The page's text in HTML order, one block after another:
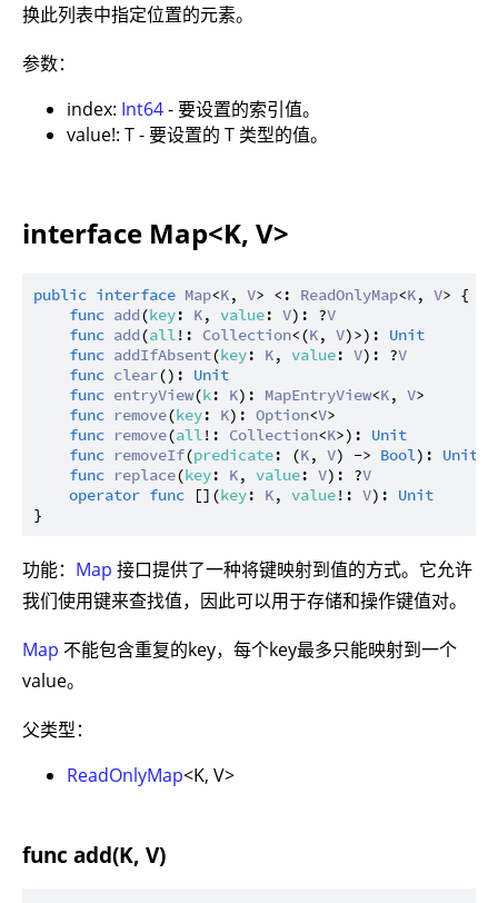
换此列表中指定位置的元素。
参数：
index: Int64- 要设置的索引值。
value!: T - 要设置的 T 类型的值。
interface Map<K, V>
public interface Map<K, V> <: ReadOnlyMap<K, V> {
func add(key: K, value: V): ?V
func add(all!: Collection<(K, V)>): Unit
func addIfAbsent(key: K, value: V): ?V
func clear(): Unit
func entryView(k: K): MapEntryView<K, V>
func remove(key: K): Option<V>
func remove(all!: Collection<K>): Unit
func removeIf(predicate: (K, V) -> Bool): Unit
func replace(key: K, value: V): ?V
operator func [](key: K, value!: V): Unit
功能： Map 接口提供了一种将键映射到值的方式。它允许
我们使用键来查找值，因此可以用于存储和操作键值对。
Map 不能包含重复的key，每个key最多只能映射到一个
value。
父类型：
ReadOnlyMap<K, V>
func add(K, V)